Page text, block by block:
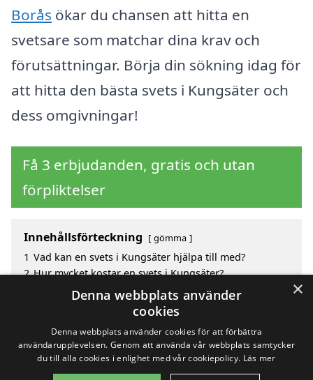
Borås ökar du chansen att hitta en
svetsare som matchar dina krav och
förutsättningar. Börja din sökning idag för
att hitta den bästa svets i Kungsäter och
dess omgivningar!
Få 3 erbjudanden, gratis och utan
förpliktelser
Innehållsförteckning gömma
1 Vad kan en svets i Kungsäter hjälpa till med?
2 Hur mycket kostar en svets i Kungsäter?
Fördelar med att välja svets i Kungsäter
Sök efter en skicklig svets i de omgivande städerna
×
Denna webbplats använder
cookies
Denna webbplats använder cookies för att förbättra
användarupplevelsen. Genom att använda vår webbplats samtycker
du till alla cookies i enlighet med vår cookiepolicy. Läs mer